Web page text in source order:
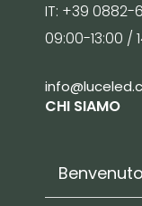
IT: +39 0882-
09:00-13:00 /
CHI SIAMO